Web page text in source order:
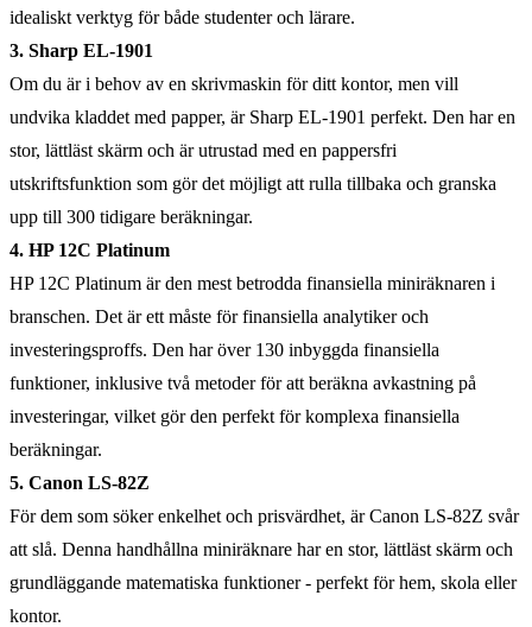
idealiskt verktyg för både studenter och lärare.
3. Sharp EL-1901
Om du är i behov av en skrivmaskin för ditt kontor, men vill
undvika kladdet med papper, är Sharp EL-1901 perfekt. Den har en
stor, lättläst skärm och är utrustad med en pappersfri
utskriftsfunktion som gör det möjligt att rulla tillbaka och granska
upp till 300 tidigare beräkningar.
4. HP 12C Platinum
HP 12C Platinum är den mest betrodda finansiella miniräknaren i
branschen. Det är ett måste för finansiella analytiker och
investeringsproffs. Den har över 130 inbyggda finansiella
funktioner, inklusive två metoder för att beräkna avkastning på
investeringar, vilket gör den perfekt för komplexa finansiella
beräkningar.
5. Canon LS-82Z
För dem som söker enkelhet och prisvärdhet, är Canon LS-82Z svår
att slå. Denna handhållna miniräknare har en stor, lättläst skärm och
grundläggande matematiska funktioner - perfekt för hem, skola eller
kontor.